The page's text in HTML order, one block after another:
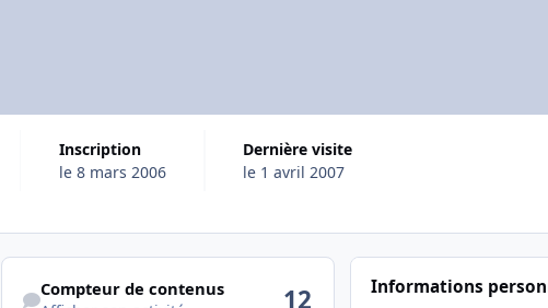
Inscription
le 8 mars 2006
Dernière visite
le 1 avril 2007
Afficher son activité
Compteur de contenus 12 Informations